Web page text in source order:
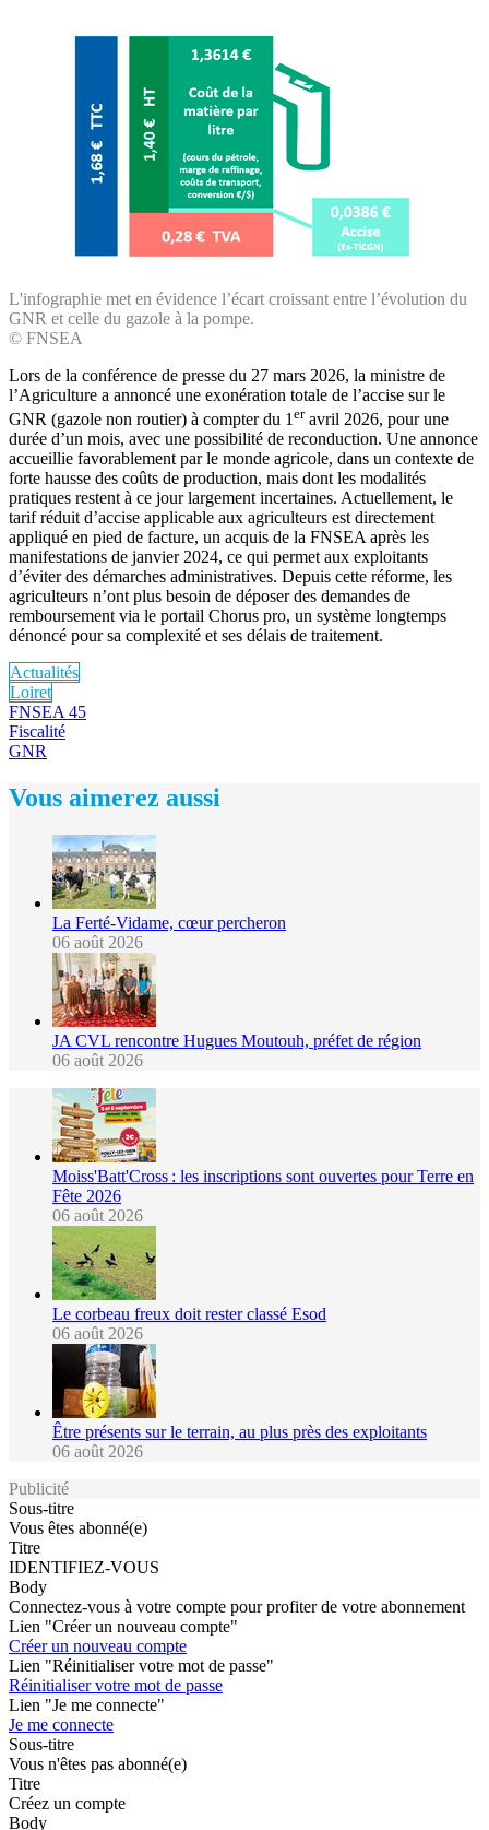
L'infographie met en évidence l’écart croissant entre l’évolution du
GNR et celle du gazole à la pompe.
© FNSEA
Lors de la conférence de presse du 27 mars 2026, la ministre de
l’Agriculture a annoncé une exonération totale de l’accise sur le
GNR (gazole non routier) à compter du 1 eravril 2026, pour une
durée d’un mois, avec une possibilité de reconduction. Une annonce
accueillie favorablement par le monde agricole, dans un contexte de
forte hausse des coûts de production, mais dont les modalités
pratiques restent à ce jour largement incertaines. Actuellement, le
tarif réduit d’accise applicable aux agriculteurs est directement
appliqué en pied de facture, un acquis de la FNSEA après les
manifestations de janvier 2024, ce qui permet aux exploitants
d’éviter des démarches administratives. Depuis cette réforme, les
agriculteurs n’ont plus besoin de déposer des demandes de
remboursement via le portail Chorus pro, un système longtemps
dénoncé pour sa complexité et ses délais de traitement.
Actualités
Loiret
FNSEA 45
Fiscalité
GNR
Vous aimerez aussi
La Ferté-Vidame, cœur percheron
06 août 2026
JA CVL rencontre Hugues Moutouh, préfet de région
06 août 2026
Moiss'Batt'Cross : les inscriptions sont ouvertes pour Terre en
Fête 2026
06 août 2026
Le corbeau freux doit rester classé Esod
06 août 2026
Être présents sur le terrain, au plus près des exploitants
06 août 2026
Publicité
Sous-titre
Vous êtes abonné(e)
Titre
IDENTIFIEZ-VOUS
Body
Connectez-vous à votre compte pour profiter de votre abonnement
Lien "Créer un nouveau compte"
Créer un nouveau compte
Lien "Réinitialiser votre mot de passe"
Réinitialiser votre mot de passe
Lien "Je me connecte"
Je me connecte
Sous-titre
Vous n'êtes pas abonné(e)
Titre
Créez un compte
Body